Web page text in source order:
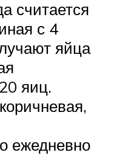
считается
с 4
яйца
яиц.
ежедневно